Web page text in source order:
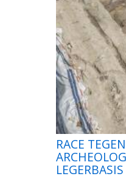
RACE